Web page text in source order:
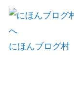
にほんブログ村